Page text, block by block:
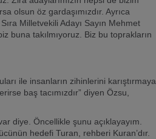
olsun öz gardaşımızdır. Ayrıca
Milletvekili Adayı Sayın Mehmet
buna takılmıyoruz. Biz bu toprakların
ile insanların zihinlerini karıştırmaya
baş tacımızdır” diyen Özsu,
diye. Öncellikle şunu açıklayayım.
hedefi Turan, rehberi Kuran’dır.